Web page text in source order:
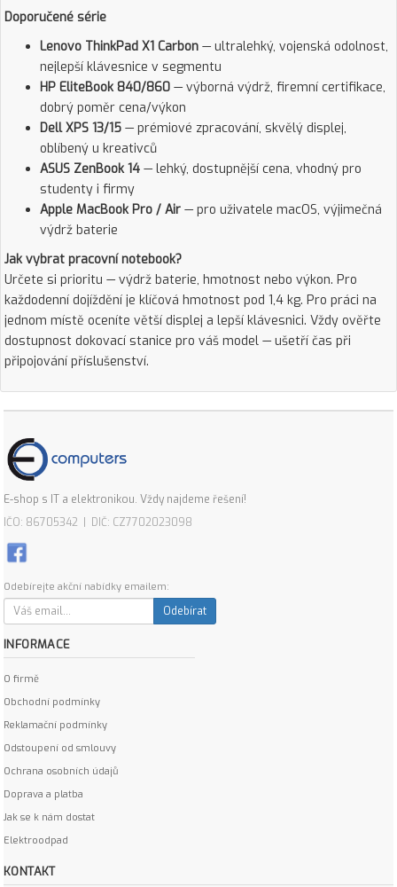
Doporučené série
Lenovo ThinkPad X1 Carbon — ultralehký, vojenská odolnost,
nejlepší klávesnice v segmentu
HP EliteBook 840/860 — výborná výdrž, firemní certifikace,
dobrý poměr cena/výkon
Dell XPS 13/15 — prémiové zpracování, skvělý displej,
oblíbený u kreativců
ASUS ZenBook 14 — lehký, dostupnější cena, vhodný pro
studenty i firmy
Apple MacBook Pro / Air — pro uživatele macOS, výjimečná
výdrž baterie
Jak vybrat pracovní notebook?
Určete si prioritu — výdrž baterie, hmotnost nebo výkon. Pro
každodenní dojíždění je klíčová hmotnost pod 1,4 kg. Pro práci na
jednom místě oceníte větší displej a lepší klávesnici. Vždy ověřte
dostupnost dokovací stanice pro váš model — ušetří čas při
připojování příslušenství.
E-shop s IT a elektronikou. Vždy najdeme řešení!
IČO: 86705342 | DIČ: CZ7702023098
Odebírejte akční nabídky emailem:
Odebírat
INFORMACE
O firmě
Obchodní podmínky
Reklamační podmínky
Odstoupení od smlouvy
Ochrana osobních údajů
Doprava a platba
Jak se k nám dostat
Elektroodpad
KONTAKT